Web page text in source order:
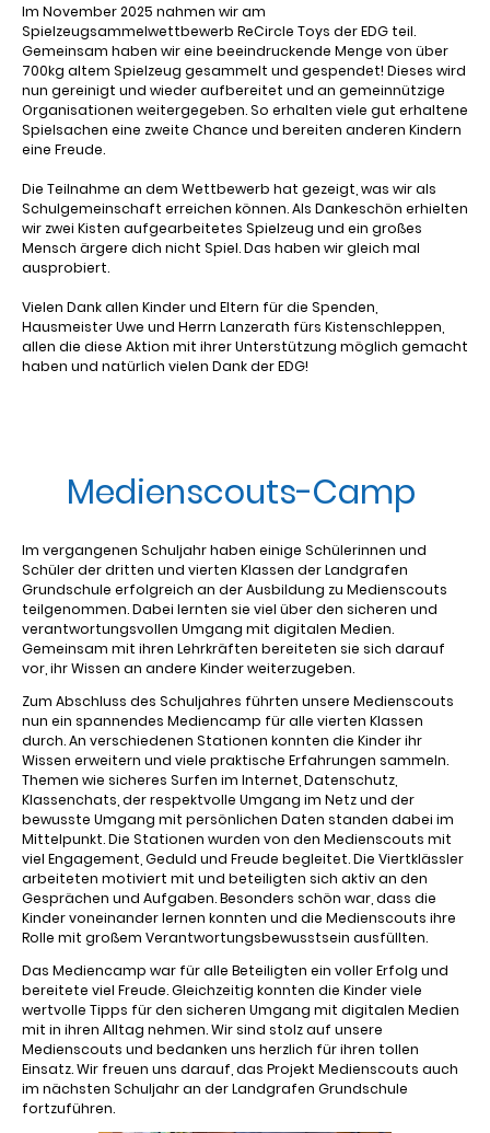
Im November 2025 nahmen wir am
Spielzeugsammelwettbewerb ReCircle Toys der EDG teil.
Gemeinsam haben wir eine beeindruckende Menge von über
700kg altem Spielzeug gesammelt und gespendet! Dieses wird
nun gereinigt und wieder aufbereitet und an gemeinnützige
Organisationen weitergegeben. So erhalten viele gut erhaltene
Spielsachen eine zweite Chance und bereiten anderen Kindern
eine Freude.
Die Teilnahme an dem Wettbewerb hat gezeigt, was wir als
Schulgemeinschaft erreichen können. Als Dankeschön erhielten
wir zwei Kisten aufgearbeitetes Spielzeug und ein großes
Mensch ärgere dich nicht Spiel. Das haben wir gleich mal
ausprobiert.
Vielen Dank allen Kinder und Eltern für die Spenden,
Hausmeister Uwe und Herrn Lanzerath fürs Kistenschleppen,
allen die diese Aktion mit ihrer Unterstützung möglich gemacht
haben und natürlich vielen Dank der EDG!
Medienscouts-Camp
Im vergangenen Schuljahr haben einige Schülerinnen und
Schüler der dritten und vierten Klassen der Landgrafen
Grundschule erfolgreich an der Ausbildung zu Medienscouts
teilgenommen. Dabei lernten sie viel über den sicheren und
verantwortungsvollen Umgang mit digitalen Medien.
Gemeinsam mit ihren Lehrkräften bereiteten sie sich darauf
vor, ihr Wissen an andere Kinder weiterzugeben.
Zum Abschluss des Schuljahres führten unsere Medienscouts
nun ein spannendes Mediencamp für alle vierten Klassen
durch. An verschiedenen Stationen konnten die Kinder ihr
Wissen erweitern und viele praktische Erfahrungen sammeln.
Themen wie sicheres Surfen im Internet, Datenschutz,
Klassenchats, der respektvolle Umgang im Netz und der
bewusste Umgang mit persönlichen Daten standen dabei im
Mittelpunkt. Die Stationen wurden von den Medienscouts mit
viel Engagement, Geduld und Freude begleitet. Die Viertklässler
arbeiteten motiviert mit und beteiligten sich aktiv an den
Gesprächen und Aufgaben. Besonders schön war, dass die
Kinder voneinander lernen konnten und die Medienscouts ihre
Rolle mit großem Verantwortungsbewusstsein ausfüllten.
Das Mediencamp war für alle Beteiligten ein voller Erfolg und
bereitete viel Freude. Gleichzeitig konnten die Kinder viele
wertvolle Tipps für den sicheren Umgang mit digitalen Medien
mit in ihren Alltag nehmen. Wir sind stolz auf unsere
Medienscouts und bedanken uns herzlich für ihren tollen
Einsatz. Wir freuen uns darauf, das Projekt Medienscouts auch
im nächsten Schuljahr an der Landgrafen Grundschule
fortzuführen.